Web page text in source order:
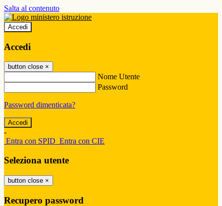
Salta al contenuto
Accedi
Accedi
button close ×
Nome Utente
Password
Password dimenticata?
-
Entra con SPID Entra con CIE
Seleziona utente
button close ×
Recupero password